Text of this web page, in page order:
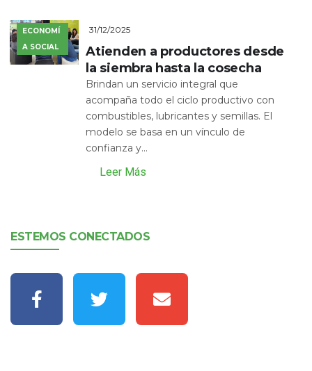
ECONOMÍ
A SOCIAL
31/12/2025
Atienden a productores desde
la siembra hasta la cosecha
Brindan un servicio integral que
acompaña todo el ciclo productivo con
combustibles, lubricantes y semillas. El
modelo se basa en un vínculo de
confianza y...
Leer Más
ESTEMOS CONECTADOS